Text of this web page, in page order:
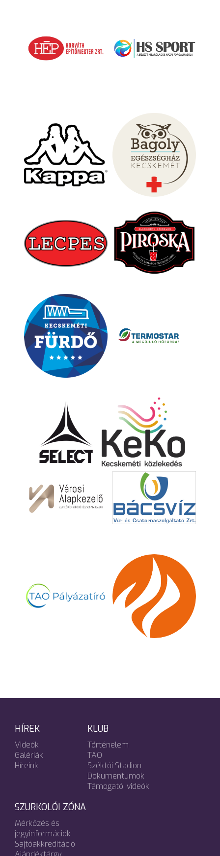
HÍREK
Videók
Galériák
Híreink
KLUB
Történelem
TAO
Széktói Stadion
Dokumentumok
Támogatói videók
SZURKOLÓI ZÓNA
Mérkőzés és
jegyinformációk
Sajtóakkreditáció